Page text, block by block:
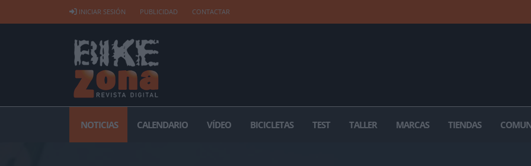
INICIAR SESIÓN PUBLICIDAD CONTACTAR
NOTICIAS CALENDARIO VÍDEO BICICLETAS TEST TALLER MARCAS TIENDAS